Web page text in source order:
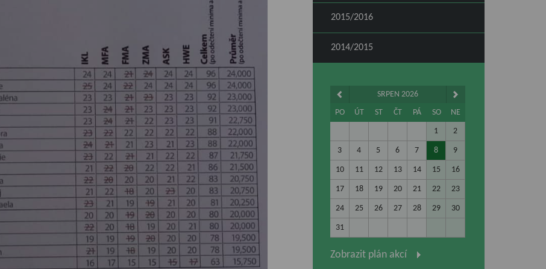
2015/2016
2014/2015
SRPEN 2026
PO
ÚT ST ČT PÁ SO NE
1 2
3 4 5 6 7 8 9
10 11 12 13 14 15 16
17 18 19 20 21 22 23
24 25 26 27 28 29 30
31
Zobrazit plán akcí